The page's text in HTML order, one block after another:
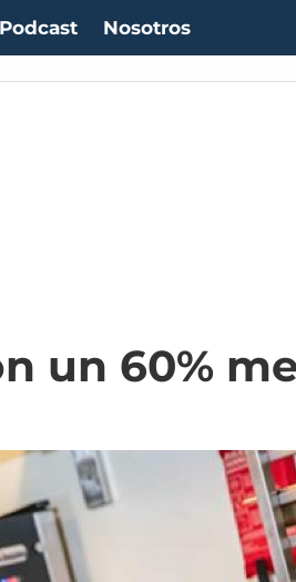
Podcast Nosotros
un 60%